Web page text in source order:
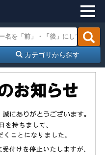
カテゴリから探す